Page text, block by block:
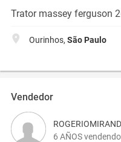
Trator massey ferguson
Ourinhos, São Paulo
Vendedor
6 AÑOS